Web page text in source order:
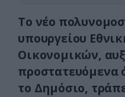
Το νέο
υπουργείου
Οικονομικών,
προστατευόμενα
το Δημόσιο,